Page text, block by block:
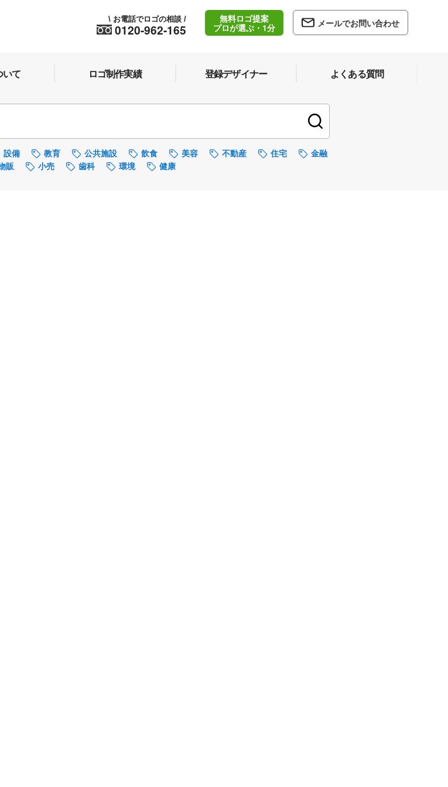
0120-962-165
\ お電話でロゴの相談 /
無料ロゴ提案
プロが選ぶ・1分
メールでお問い合わせ
いて ロゴ制作実績 登録デザイナー よくある質問
設備 教育 公共施設 飲食 美容 不動産 住宅
金融
販 小売 歯科 環境 健康